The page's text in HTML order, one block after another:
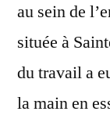
au sein de
située à
du travail a
la main en